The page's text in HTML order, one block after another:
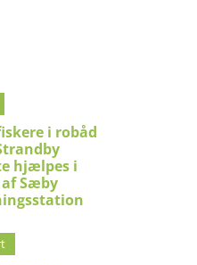
i robåd
hjælpes i
Sæby